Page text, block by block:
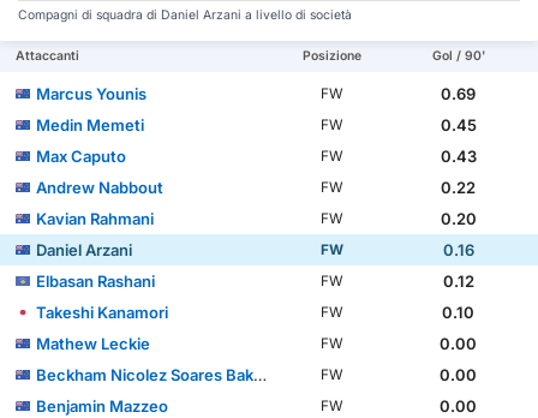
Compagni di squadra di Daniel Arzani a livello di società
Attaccanti Posizione Gol / 90'
Marcus Younis FW
0.69
Medin Memeti
FW
0.45
Max Caputo
FW
0.43
Andrew Nabbout
FW
0.22
Kavian Rahmani
FW
0.20
Daniel Arzani
FW
0.16
Elbasan Rashani
FW
0.12
Takeshi Kanamori
FW
0.10
Mathew Leckie
FW
0.00
Beckham Nicolez Soares Baker
FW
0.00
Benjamin Mazzeo
FW 0.00